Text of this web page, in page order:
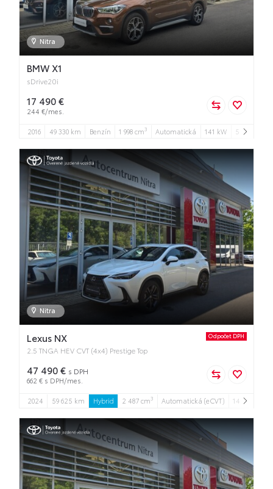
Nitra
BMW X1
sDrive20i
17 490 €
244 €/mes.
2016 49 330 km Benzín 1 998 cm3 Automatická 141 kW 5
Nitra
Lexus NX
2.5 TNGA HEV CVT (4x4) Prestige Top
Odpočet DPH
47 490 € s DPH
662 € s DPH/mes.
2024 59 625 km Hybrid 2 487 cm3 Automatická (eCVT) 147 kW